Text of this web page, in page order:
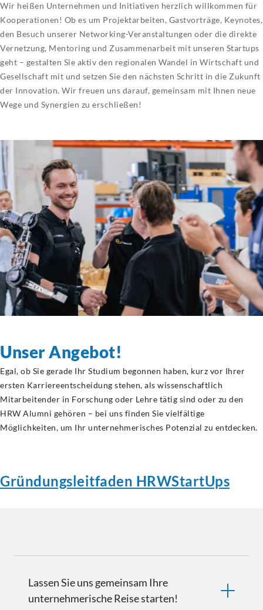
Wir heißen Unternehmen und Initiativen herzlich willkommen für
Kooperationen! Ob es um Projektarbeiten, Gastvorträge, Keynotes,
den Besuch unserer Networking-Veranstaltungen oder die direkte
Vernetzung, Mentoring und Zusammenarbeit mit unseren Startups
geht – gestalten Sie aktiv den regionalen Wandel in Wirtschaft und
Gesellschaft mit und setzen Sie den nächsten Schritt in die Zukunft
der Innovation. Wir freuen uns darauf, gemeinsam mit Ihnen neue
Wege und Synergien zu erschließen!
Unser Angebot!
Egal, ob Sie gerade Ihr Studium begonnen haben, kurz vor Ihrer
ersten Karriereentscheidung stehen, als wissenschaftlich
Mitarbeitender in Forschung oder Lehre tätig sind oder zu den
HRW Alumni gehören – bei uns finden Sie vielfältige
Möglichkeiten, um Ihr unternehmerisches Potenzial zu entdecken.
Gründungsleitfaden HRWStartUps
Lassen Sie uns gemeinsam Ihre
unternehmerischeReise starten!